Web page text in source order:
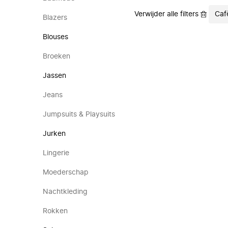
Blazers
Blouses
Broeken
Jassen
Jeans
Jumpsuits & Playsuits
Jurken
Lingerie
Moederschap
Nachtkleding
Rokken
Verwijder alle filters